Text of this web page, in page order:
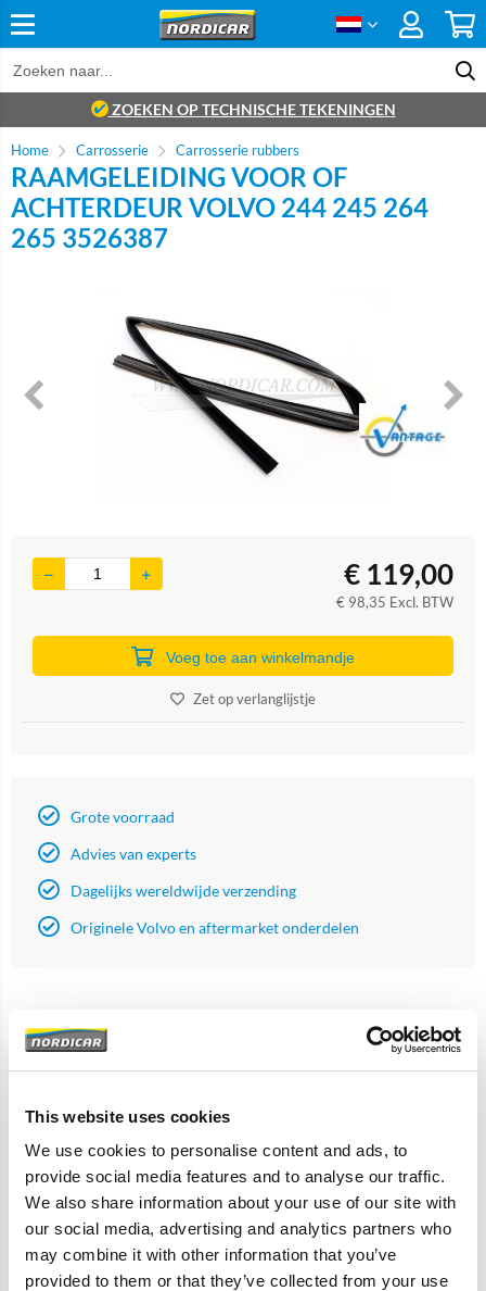
This website uses cookies
We use cookies to personalise content and ads, to
provide social media features and to analyse our traffic.
We also share information about your use of our site with
our social media, advertising and analytics partners who
may combine it with other information that you’ve
provided to them or that they’ve collected from your use
ZOEKEN OP TECHNISCHE TEKENINGEN
Home Carrosserie Carrosserie rubbers
RAAMGELEIDING VOOR OF
ACHTERDEUR VOLVO 244 245 264
265 3526387
Brand
€ 119,00
€ 98,35 Excl. BTW
Voeg toe aan winkelmandje
Zet op verlanglijstje
Grote voorraad
Advies van experts
Dagelijks wereldwijde verzending
Originele Volvo en aftermarket onderdelen
Artikelomschrijving
240 260
Specificaties
Merk